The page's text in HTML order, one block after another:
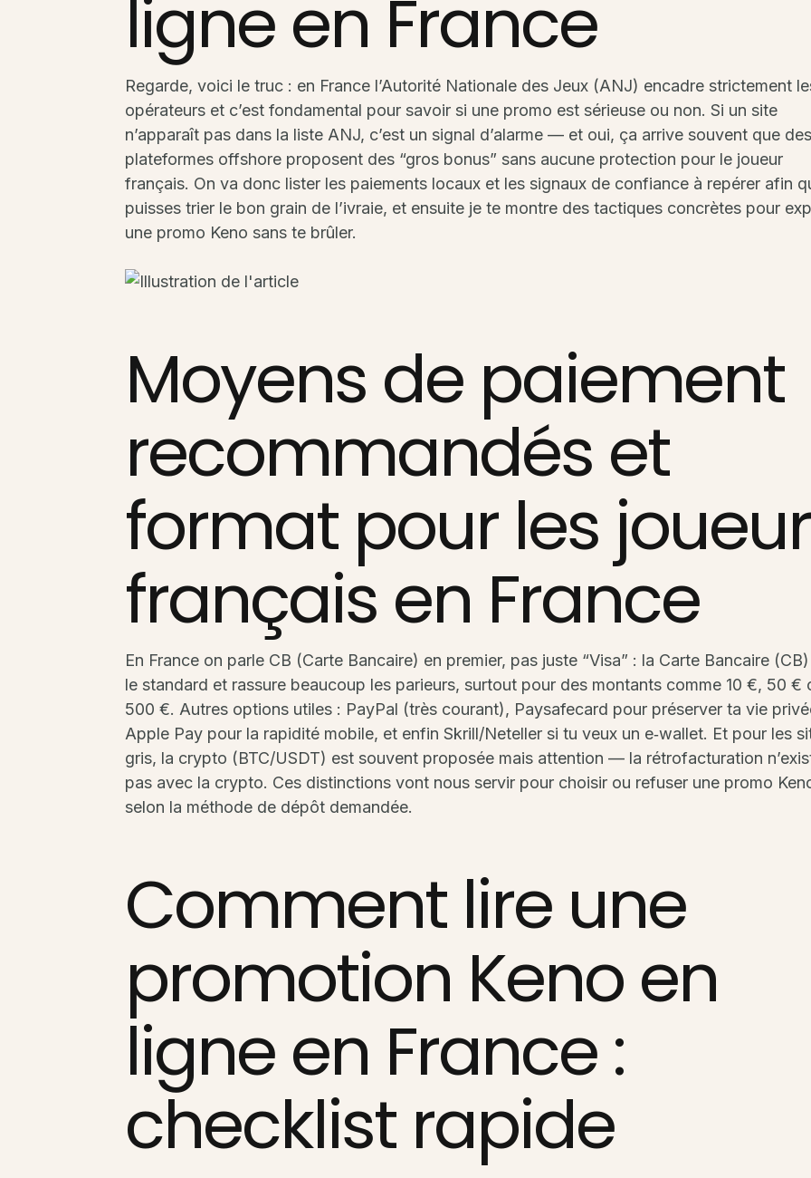
ligne en France
Regarde, voici le truc : en France l’Autorité Nationale des Jeux (ANJ) encadre strictement
opérateurs et c’est fondamental pour savoir si une promo est sérieuse ou non. Si un site
n’apparaît pas dans la liste ANJ, c’est un signal d’alarme — et oui, ça arrive souvent que des
plateformes offshore proposent des “gros bonus” sans aucune protection pour le joueur
français. On va donc lister les paiements locaux et les signaux de confiance à repérer afin
puisses trier le bon grain de l’ivraie, et ensuite je te montre des tactiques concrètes pour
une promo Keno sans te brûler.
Moyens de paiement
recommandés et
format pour les
français en France
En France on parle CB (Carte Bancaire) en premier, pas juste “Visa” : la Carte Bancaire
le standard et rassure beaucoup les parieurs, surtout pour des montants comme 10 €, 50 €
500 €. Autres options utiles : PayPal (très courant), Paysafecard pour préserver ta vie
Apple Pay pour la rapidité mobile, et enfin Skrill/Neteller si tu veux un e‑wallet. Et pour les
gris, la crypto (BTC/USDT) est souvent proposée mais attention — la rétrofacturation
pas avec la crypto. Ces distinctions vont nous servir pour choisir ou refuser une promo
selon la méthode de dépôt demandée.
Comment lire une
promotion Keno en
ligne en France :
checklist rapide